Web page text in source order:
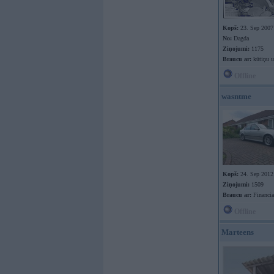
Kopš: 23. Sep 2007
No: Dagda
Ziņojumi: 1175
Braucu ar: kūtiņu
wasntme
Kopš: 24. Sep 2012
Ziņojumi: 1509
Braucu ar:
Marteens